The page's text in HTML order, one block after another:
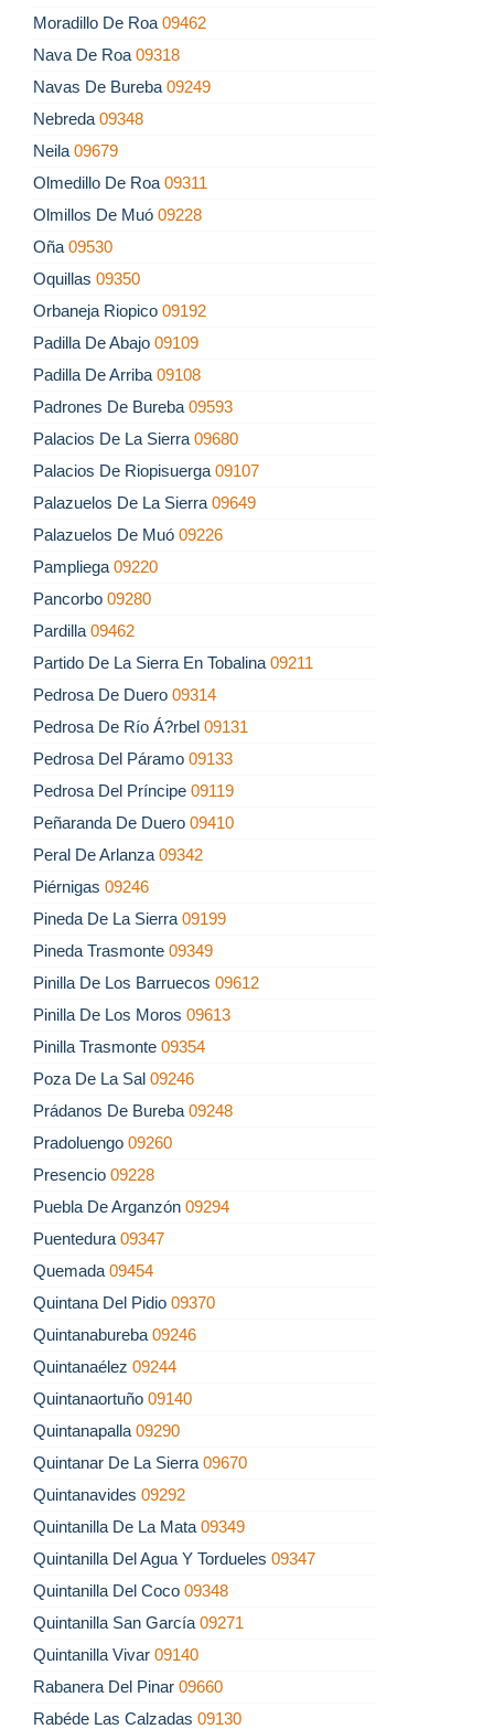
Moradillo De Roa 09462
Nava De Roa 09318
Navas De Bureba 09249
Nebreda 09348
Neila 09679
Olmedillo De Roa 09311
Olmillos De Muó 09228
Oña 09530
Oquillas 09350
Orbaneja Riopico 09192
Padilla De Abajo 09109
Padilla De Arriba 09108
Padrones De Bureba 09593
Palacios De La Sierra 09680
Palacios De Riopisuerga 09107
Palazuelos De La Sierra 09649
Palazuelos De Muó 09226
Pampliega 09220
Pancorbo 09280
Pardilla 09462
Partido De La Sierra En Tobalina 09211
Pedrosa De Duero 09314
Pedrosa De Río Á?rbel 09131
Pedrosa Del Páramo 09133
Pedrosa Del Príncipe 09119
Peñaranda De Duero 09410
Peral De Arlanza 09342
Piérnigas 09246
Pineda De La Sierra 09199
Pineda Trasmonte 09349
Pinilla De Los Barruecos 09612
Pinilla De Los Moros 09613
Pinilla Trasmonte 09354
Poza De La Sal 09246
Prádanos De Bureba 09248
Pradoluengo 09260
Presencio 09228
Puebla De Arganzón 09294
Puentedura 09347
Quemada 09454
Quintana Del Pidio 09370
Quintanabureba 09246
Quintanaélez 09244
Quintanaortuño 09140
Quintanapalla 09290
Quintanar De La Sierra 09670
Quintanavides 09292
Quintanilla De La Mata 09349
Quintanilla Del Agua Y Tordueles 09347
Quintanilla Del Coco 09348
Quintanilla San García 09271
Quintanilla Vivar 09140
Rabanera Del Pinar 09660
Rabéde Las Calzadas 09130